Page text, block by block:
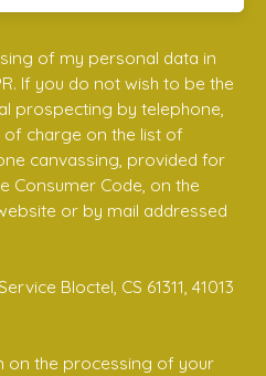
of my personal data in
If you do not wish to be the
prospecting by telephone,
charge on the list of
canvassing, provided for
Consumer Code, on the
or by mail addressed
Bloctel, CS 61311, 41013
on the processing of your